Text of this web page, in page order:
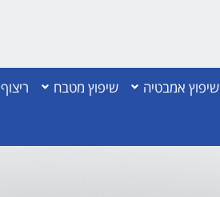
שיפוץ אמבטיה שיפוץ מטבח ריצוף